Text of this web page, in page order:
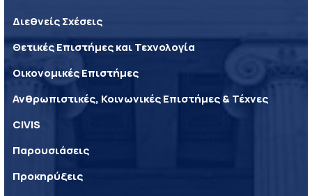
Διεθνείς Σχέσεις
Θετικές Επιστήμες και Τεχνολογία
Οικονομικές Επιστήμες
Ανθρωπιστικές, Κοινωνικές Επιστήμες & Τέχνες
CIVIS
Παρουσιάσεις
Προκηρύξεις